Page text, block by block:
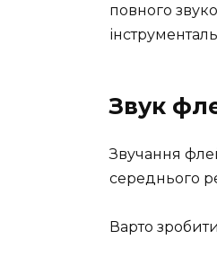
повного
Звук
Звучання
середнього
Варто